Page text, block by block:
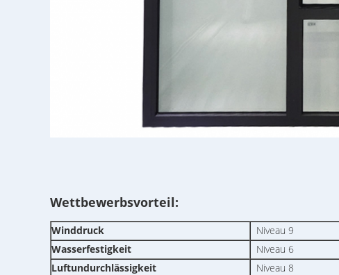
Wettbewerbsvorteil:
Winddruck
Niveau 9
Wasserfestigkeit
Niveau 6
Luftundurchlässigkeit
Niveau 8